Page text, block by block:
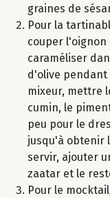
graines de
Pour la
couper l'oignon
caraméliser
d'olive pendant
mixeur, mettre
cumin, le
peu pour le
jusqu'à obtenir
servir, ajouter
zaatar et le
Pour le